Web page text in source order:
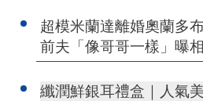
超模米蘭達離婚奧蘭多
前夫「像哥哥一樣」曝
纖潤鮮銀耳禮盒｜人氣